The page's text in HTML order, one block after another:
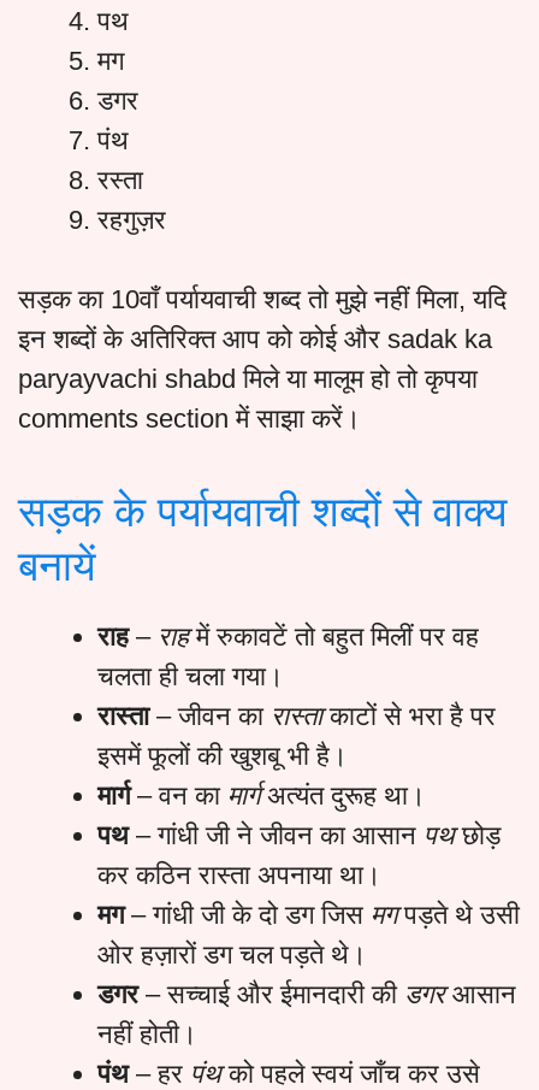
पथ
मग
डगर
पंथ
रस्ता
रहगुज़र
सड़क का 10वाँ पर्यायवाची शब्द तो मुझे नहीं मिला, यदि
इन शब्दों के अतिरिक्त आप को कोई और sadak ka
paryayvachi shabd मिले या मालूम हो तो कृपया
comments section में साझा करें।
सड़क के पर्यायवाची शब्दों से वाक्य
बनायें
राह – राहमें रुकावटें तो बहुत मिलीं पर वह
चलता ही चला गया।
रास्ता– जीवन का रास्ताकाटों से भरा है पर
इसमें फूलों की खुशबू भी है।
मार्ग– वन का मार्गअत्यंत दुरूह था।
पथ – गांधी जी ने जीवन का आसान पथछोड़
कर कठिन रास्ता अपनाया था।
मग– गांधी जी के दो डग जिस मगपड़ते थे उसी
ओर हज़ारों डग चल पड़ते थे।
डगर – सच्चाई और ईमानदारी की डगरआसान
नहीं होती।
पंथ – हर पंथको पहले स्वयं जाँच कर उसे